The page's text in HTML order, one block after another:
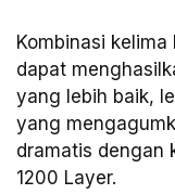
Kombinasi
dapat
yang lebih baik,
yang
dramatis dengan
1200 Layer.